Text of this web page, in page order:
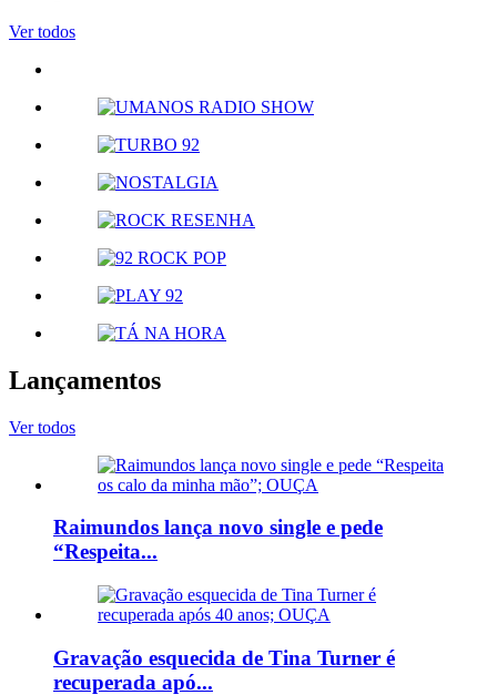
Ver todos
Lançamentos
Ver todos
Raimundos lança novo single e pede
“Respeita...
Gravação esquecida de Tina Turner é
recuperada apó...